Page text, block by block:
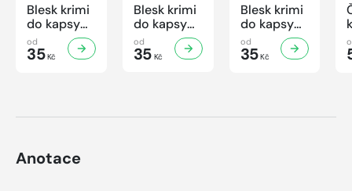
Blesk krimi
do kapsy
č.7/2026
od
35Kč
Blesk krimi
do kapsy
č.6/2026
od
35Kč
Blesk krimi
do kapsy
č.5/2026
od
35Kč
Anotace